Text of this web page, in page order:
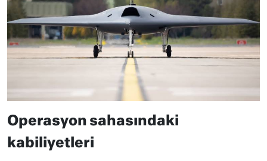
Operasyon sahasındaki
kabiliyetleri